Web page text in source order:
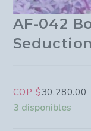
AF-042
Seduction
COP $30,280.00
3 disponibles